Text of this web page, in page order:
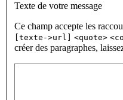
Texte de votre message
Ce champ accepte les
[texte->url]
<quote>
créer des paragraphes,